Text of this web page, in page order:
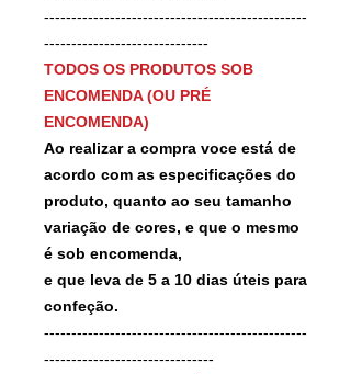
------------------------------------------------
------------------------------
TODOS OS PRODUTOS SOB
ENCOMENDA (OU PRÉ
ENCOMENDA)
Ao realizar a compra voce está de
acordo com as especificações do
produto, quanto ao seu tamanho
variação de cores, e que o mesmo
é sob encomenda,
e que leva de 5 a 10 dias úteis para
confeção.
------------------------------------------------
-------------------------------